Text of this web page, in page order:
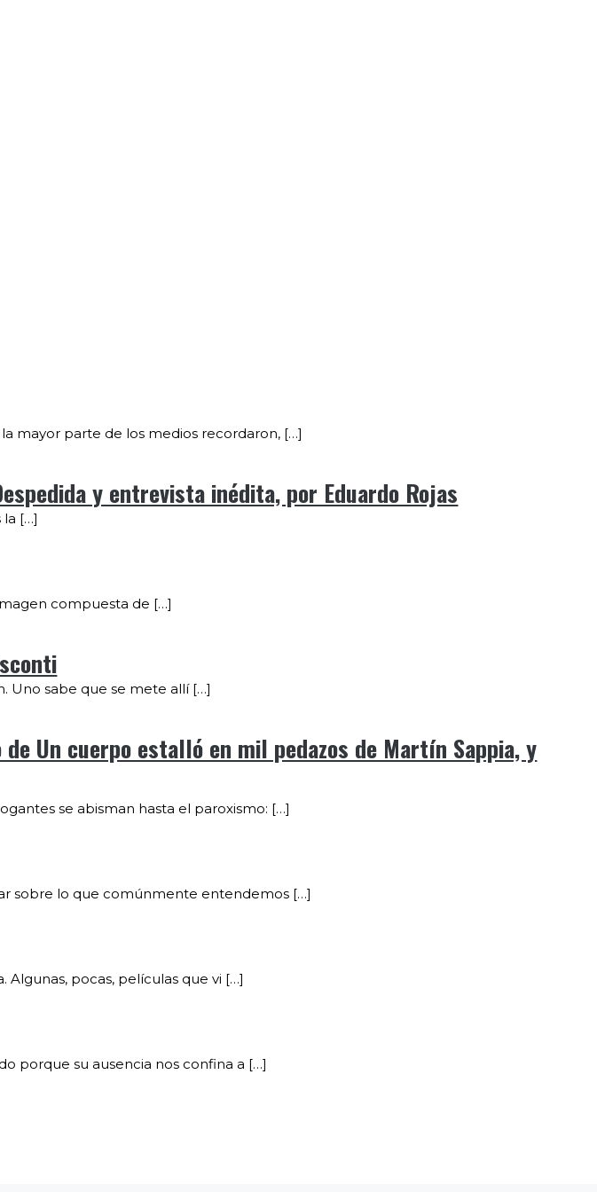
mayor parte de los medios recordaron, […]
y entrevista inédita, por Eduardo Rojas
la […]
compuesta de […]
Uno sabe que se mete allí […]
Un cuerpo estalló en mil pedazos de Martín Sappia, y
se abisman hasta el paroxismo: […]
sobre lo que comúnmente entendemos […]
pocas, películas que vi […]
porque su ausencia nos confina a […]